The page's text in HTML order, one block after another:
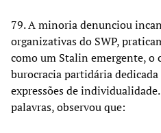
79. A minoria denunciou
organizativas do SWP,
como um Stalin emergente, o
burocracia partidária
expressões de
palavras, observou que: